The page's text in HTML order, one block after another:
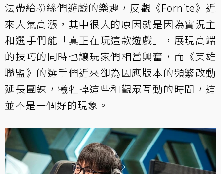
法帶給粉絲們遊戲的樂趣，反觀《Fornite》近
來人氣高漲，其中很大的原因就是因為實況主
和選手們能「真正在玩這款遊戲」，展現高端
的技巧的同時也讓玩家們相當興奮，而《英雄
聯盟》的選手們近來卻為因應版本的頻繁改動
延長團練，犧牲掉這些和觀眾互動的時間，這
並不是一個好的現象。